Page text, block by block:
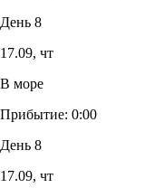
День 8
17.09, чт
В море
Прибытие: 0:00
День 8
17.09, чт